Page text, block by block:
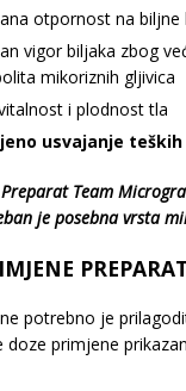
otpornost na biljne
vigor biljaka zbog
mikoriznih gljivica
i plodnost tla
usvajanje
Preparat Team
je posebna vrsta
potrebno je
doze primjene